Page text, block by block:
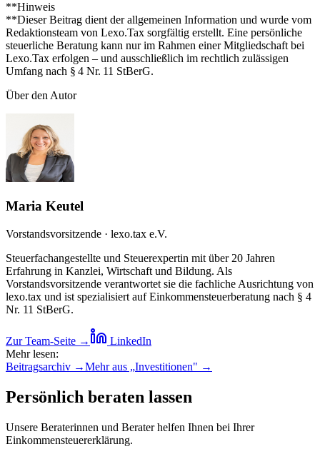
**Hinweis
**Dieser Beitrag dient der allgemeinen Information und wurde vom
Redaktionsteam von Lexo.Tax sorgfältig erstellt. Eine persönliche
steuerliche Beratung kann nur im Rahmen einer Mitgliedschaft bei
Lexo.Tax erfolgen – und ausschließlich im rechtlich zulässigen
Umfang nach § 4 Nr. 11 StBerG.
Über den Autor
Maria Keutel
Vorstandsvorsitzende · lexo.tax e.V.
Steuerfachangestellte und Steuerexpertin mit über 20 Jahren
Erfahrung in Kanzlei, Wirtschaft und Bildung. Als
Vorstandsvorsitzende verantwortet sie die fachliche Ausrichtung von
lexo.tax und ist spezialisiert auf Einkommensteuerberatung nach § 4
Nr. 11 StBerG.
Zur Team-Seite →
LinkedIn
Mehr lesen:
Beitragsarchiv →Mehr aus „Investitionen" →
Persönlich beraten lassen
Unsere Beraterinnen und Berater helfen Ihnen bei Ihrer
Einkommensteuererklärung.